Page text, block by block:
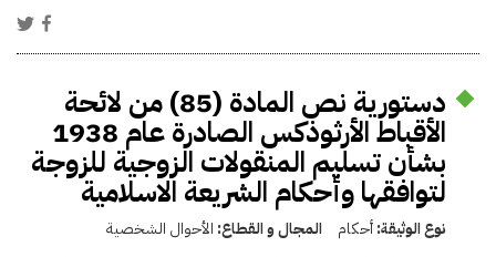
دستورية نص المادة (85) من لائحة
الأقباط الأرثوذكس الصادرة عام 1938
بشأن تسليم المنقولات الزوجية للزوجة
لتوافقها وأحكام الشريعة الاسلامية
نوع الوثيقة:أحكام المجال و القطاع: الأحوال الشخصية